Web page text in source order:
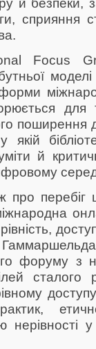
сприяння
Focus
моделі
поширення
й
про перебіг
форуму з
сталого
у